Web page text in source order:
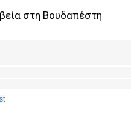
στη Βουδαπέστη